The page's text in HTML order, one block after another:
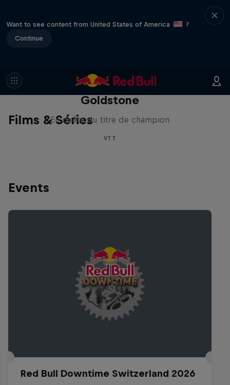
Want to see content from United States of America
?
Continue
Films & Séries
La recherche de la
milliseconde: Jackson
Goldstone
En quête du titre de champion
VTT
Events
Red Bull Downtime Switzerland 2026